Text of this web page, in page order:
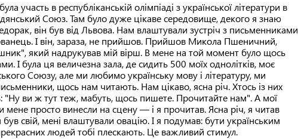
участь в республіканській олімпіаді з української літератури в
Союз. Там було дуже цікаве середовище, декого я знаю
він був від Львова. Нам влаштували зустріч з письменниками
І він, зараза, не прийшов. Прийшов Микола Пшеничний,
який надрукував мій вірш. В мене на той момент було щось
І була ця величезна зала, де сидить 500 моїх однолітків, моє
Союзу, але ми любимо українську мову і літературу, ми
щось нам читають. Нам цікаво, ясна річ. Хтось із них
"Ну ви ж тут теж, мабуть, щось пишете. Прочитайте нам". А мої
просто винесли на сцену — і я прочитав. Ясна річ, я читав
був свій, мені влаштували овацію. І я подумав: бути українським
людей тобі плескають. Це важливий стимул.